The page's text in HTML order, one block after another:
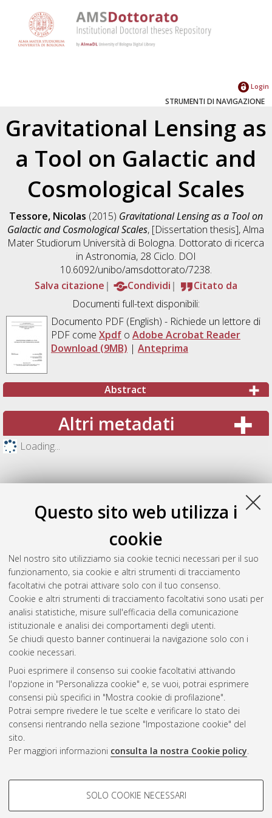
Questo sito web utilizza i
cookie
Nel nostro sito utilizziamo sia cookie tecnici necessari per il suo
funzionamento, sia cookie e altri strumenti di tracciamento
facoltativi che potrai attivare solo con il tuo consenso.
Cookie e altri strumenti di tracciamento facoltativi sono usati per
analisi statistiche, misure sull'efficacia della comunicazione
istituzionale e analisi dei comportamenti degli utenti.
Se chiudi questo banner continuerai la navigazione solo con i
cookie necessari.
Puoi esprimere il consenso sui cookie facoltativi attivando
l'opzione in "Personalizza cookie" e, se vuoi, potrai esprimere
consensi più specifici in "Mostra cookie di profilazione".
Potrai sempre rivedere le tue scelte e verificare lo stato dei
consensi rientrando nella sezione "Impostazione cookie" del
sito.
Per maggiori informazioni consulta la nostra Cookie policy.
COOKIE DI PROFILAZIONE -
SOLO COOKIE NECESSARI
Login
STRUMENTI DI NAVIGAZIONE
Gravitational Lensing as
a Tool on Galactic and
Cosmological Scales
Tessore, Nicolas (2015) Gravitational Lensing as a Tool on
Galactic and Cosmological Scales, [Dissertation thesis], Alma
Mater Studiorum Università di Bologna. Dottorato di ricerca
in Astronomia, 28 Ciclo. DOI
10.6092/unibo/amsdottorato/7238.
Salva citazione
Condividi
Citato da
Documenti full-text disponibili:
Documento PDF(English) - Richiede un lettore di
PDF come Xpdfo Adobe Acrobat Reader
Download (9MB) | Anteprima
Abstract
Altri metadati
Loading...
Gestione del documento:
Atom
Rss 1.0
Rss 2.0
ISSN: 2038-7946
Impostazioni Cookie
Informativa sulla privacy
Condizioni d’uso del sito